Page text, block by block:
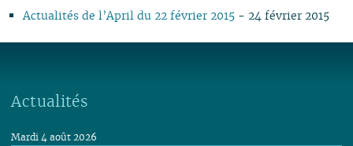
01
01
02
Actualités de l’April du 22 février 2015- 24 février 2015
Actualités
Mardi 4 août 2026